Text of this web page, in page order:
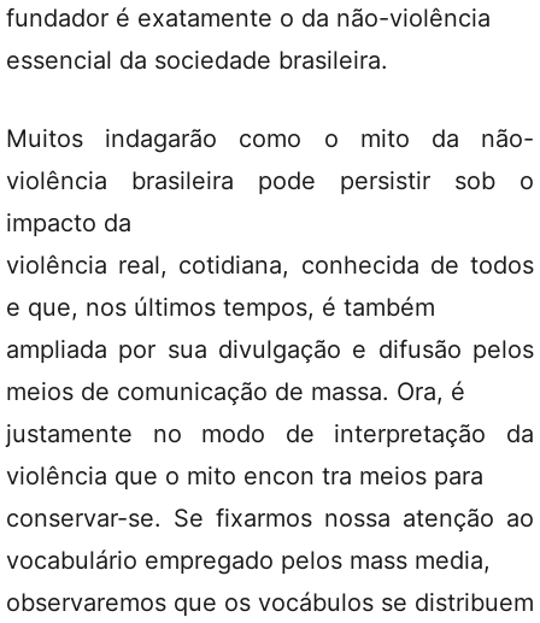
fundador é exatamente o da não-violência
essencial da sociedade brasileira.
Muitos indagarão como o mito da não-
violência brasileira pode persistir sob o
impacto da
violência real, cotidiana, conhecida de todos
e que, nos últimos tempos, é também
ampliada por sua divulgação e difusão pelos
meios de comunicação de massa. Ora, é
justamente no modo de interpretação da
violência que o mito encon tra meios para
conservar-se. Se fixarmos nossa atenção ao
vocabulário empregado pelos mass media,
observaremos que os vocábulos se distribuem